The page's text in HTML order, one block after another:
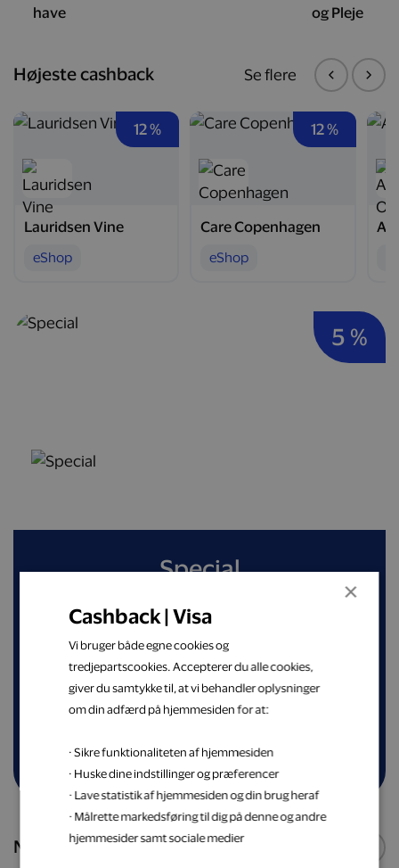
have
og Pleje
Højeste cashback
12 %
Lauridsen Vine
eShop
12 %
Care Copenhagen
eShop
Se flere
5 %
Special
Spar op til 50 % på din næste spiseoplevelse
blandt nøje udvalgte restauranter
Shop nu
Nye webshops
×
Cashback | Visa
Vi bruger både egne cookies og
tredjepartscookies. Accepterer du alle cookies,
giver du samtykke til, at vi behandler oplysninger
om din adfærd på hjemmesiden for at:
· Sikre funktionaliteten af hjemmesiden
· Huske dine indstillinger og præferencer
· Lave statistik af hjemmesiden og din brug heraf
· Målrette markedsføring til dig på denne og andre
hjemmesider samt sociale medier